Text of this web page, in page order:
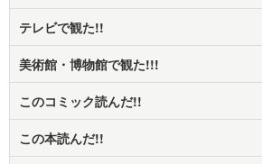
テレビで観た!!
美術館・博物館で観た!!!
このコミック読んだ!!
この本読んだ!!